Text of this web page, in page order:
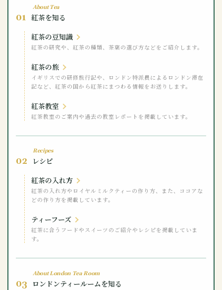
About Tea
01 紅茶を知る
紅茶の豆知識
紅茶の研究や、紅茶の種類、茶葉の選び方などをご紹介します。
紅茶の旅
イギリスでの研修旅行記や、ロンドン特派員によるロンドン滞在
記など、紅茶の国から紅茶にまつわる情報をお送りします。
紅茶教室
紅茶教室のご案内や過去の教室レポートを掲載しています。
Recipes
02
レシピ
紅茶の入れ方
紅茶の入れ方やロイヤルミルクティーの作り方、また、ココアな
どの作り方を掲載しています。
ティーフーズ
紅茶に合うフードやスイーツのご紹介やレシピを掲載していま
す。
About London Tea Room
03
ロンドンティールームを知る